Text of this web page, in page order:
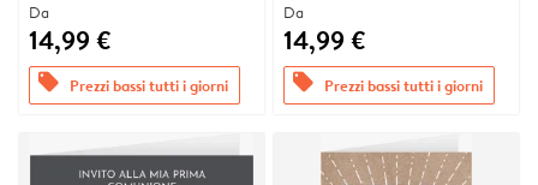
Da
14,99 €
offers Prezzi bassi tutti i giorni
Da
14,99 €
offers Prezzi bassi tutti i giorni